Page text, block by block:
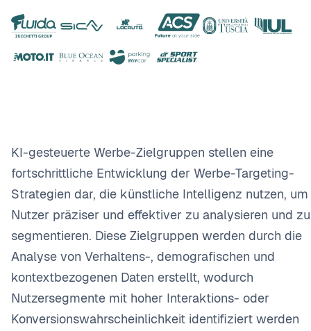
KI-gesteuerte Werbe-Zielgruppen stellen eine
fortschrittliche Entwicklung der Werbe-Targeting-
Strategien dar, die künstliche Intelligenz nutzen, um
Nutzer präziser und effektiver zu analysieren und zu
segmentieren. Diese Zielgruppen werden durch die
Analyse von Verhaltens-, demografischen und
kontextbezogenen Daten erstellt, wodurch
Nutzersegmente mit hoher Interaktions- oder
Konversionswahrscheinlichkeit identifiziert werden